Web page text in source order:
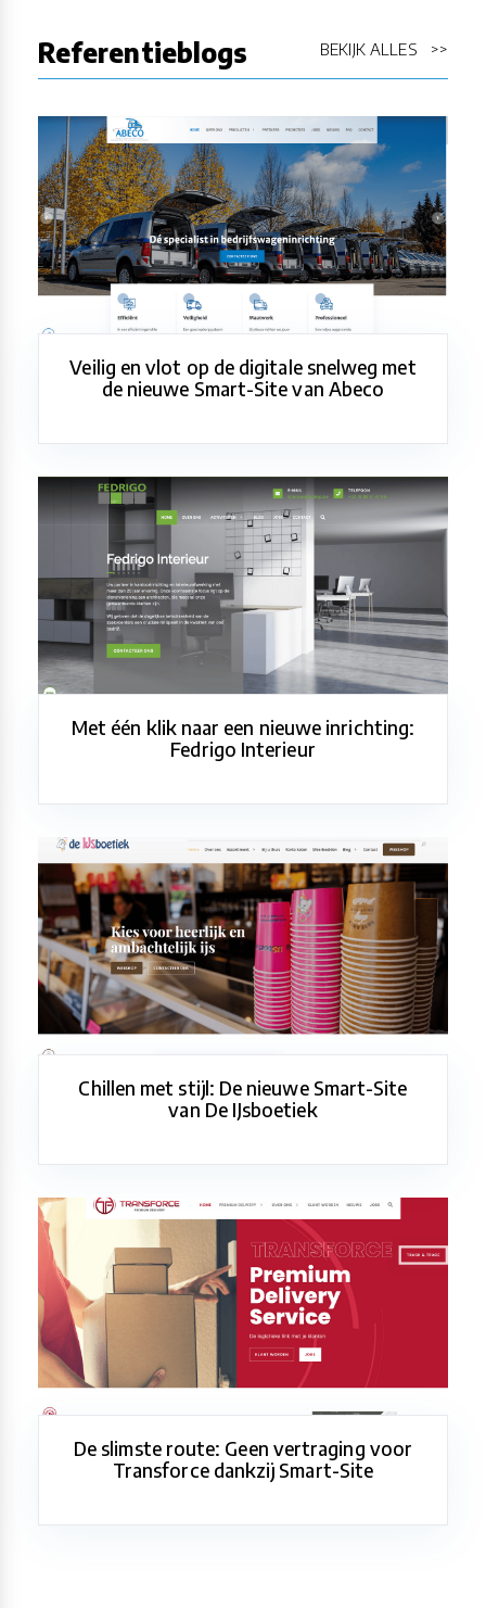
Referentieblogs BEKIJK ALLES >>
Veilig en vlot op de digitale snelweg met
de nieuwe Smart-Site van Abeco
Met één klik naar een nieuwe inrichting:
Fedrigo Interieur
Chillen met stijl: De nieuwe Smart-Site
van De IJsboetiek
De slimste route: Geen vertraging voor
Transforce dankzij Smart-Site